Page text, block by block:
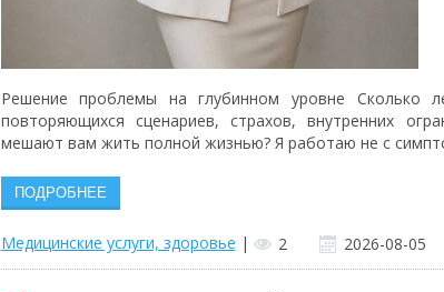
Решение проблемы на глубинном уровне Сколько
повторяющихся сценариев, страхов, внутренних
мешают вам жить полной жизнью? Я работаю не с
Медицинские услуги, здоровье | 2 2026-08-05